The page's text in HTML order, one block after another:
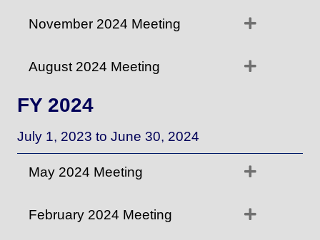
November 2024 Meeting Expand
August 2024 Meeting Expand
FY 2024
July 1, 2023 to June 30, 2024
May 2024 Meeting Expand
February 2024 Meeting Expand